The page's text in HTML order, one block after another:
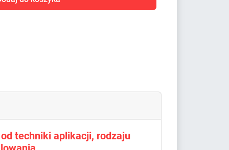
techniki aplikacji, rodzaju